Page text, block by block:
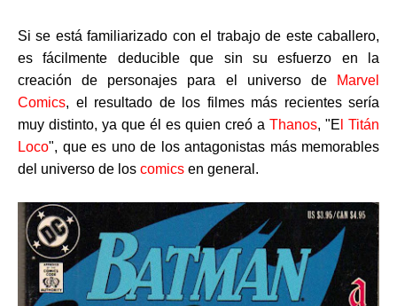
Si se está familiarizado con el trabajo de este caballero,
es fácilmente deducible que sin su esfuerzo en la
creación de personajes para el universo de
Marvel
Comics, el resultado de los filmes más recientes sería
muy distinto, ya que él es quien creó a Thanos, "E l Titán
Loco", que es uno de los antagonistas más memorables
del universo de los comics en general.